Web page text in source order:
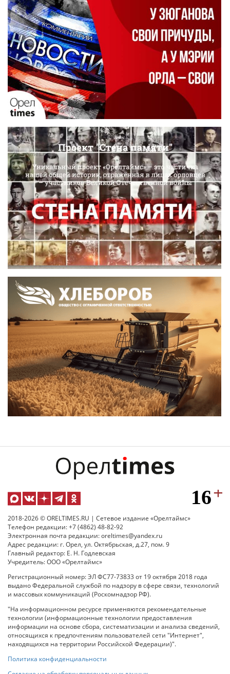
2018-2026 © ORELTIMES.RU | Сетевое издание «Орелтаймс»
Телефон редакции: +7 (4862) 48-82-92
Электронная почта редакции: oreltimes@yandex.ru
Адрес редакции: г. Орел, ул. Октябрьская, д.27, пом. 9
Главный редактор: Е. Н. Годлевская
Учредитель: ООО «Орелтаймс»
Регистрационный номер: ЭЛ ФС77-73833 от 19 октября 2018 года
выдано Федеральной службой по надзору в сфере связи, технологий
и массовых коммуникаций (Роскомнадзор РФ).
"На информационном ресурсе применяются рекомендательные
технологии (информационные технологии предоставления
информации на основе сбора, систематизации и анализа сведений,
относящихся к предпочтениям пользователей сети "Интернет",
находящихся на территории Российской Федерации)".
Политика конфиденциальности